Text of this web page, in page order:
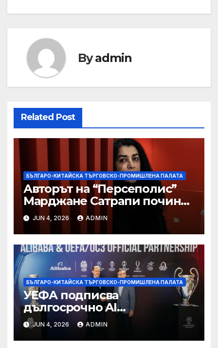
Byadmin
Related Post
БЪЛГАРО-КИТАЙСКА ТЪРГОВСКО-ПРОМИШЛЕНА ПАЛАТА
Авторът на “Персеполис”
Марджане Сатрапи почина
“от тъга” на 56 години
JUN 4, 2026 ADMIN
БЪЛГАРО-КИТАЙСКА ТЪРГОВСКО-ПРОМИШЛЕНА ПАЛАТА
УЕФА подписва
дългосрочно AI
партньорство с Alibaba
JUN 4, 2026 ADMIN